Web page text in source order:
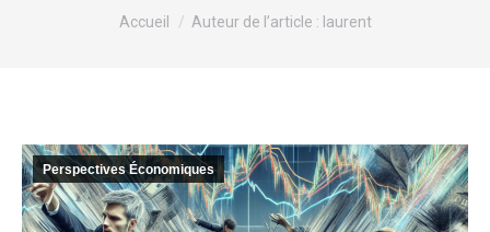
Vous êtes ici :
Accueil Auteur de l’article : laurent
Perspectives Économiques